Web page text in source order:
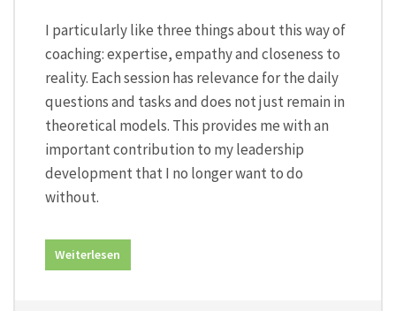
I particularly like three things about this way of
coaching: expertise, empathy and closeness to
reality. Each session has relevance for the daily
questions and tasks and does not just remain in
theoretical models. This provides me with an
important contribution to my leadership
development that I no longer want to do
without.
Weiterlesen